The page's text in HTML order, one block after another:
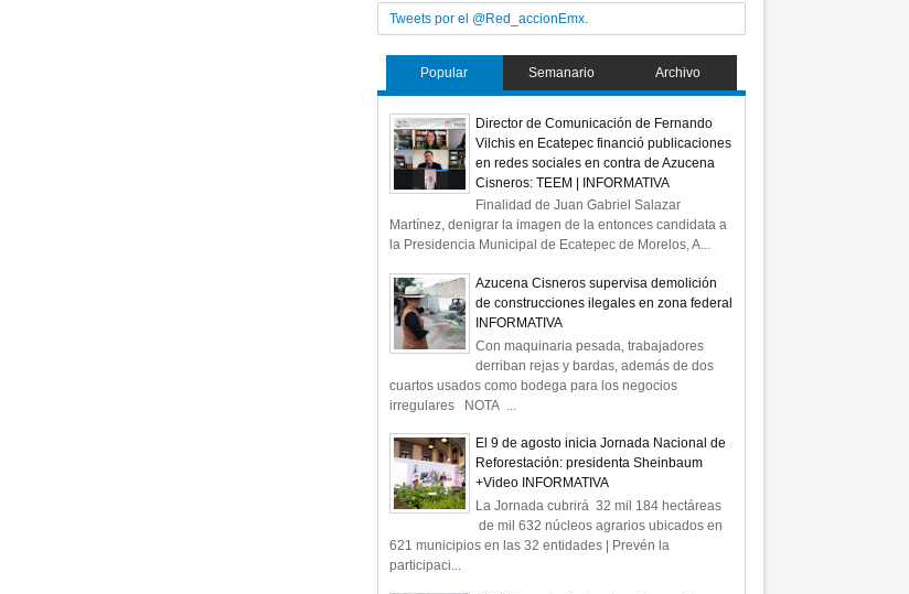
Tweets por el @Red_accionEmx.
Popular Semanario Archivo
Director de Comunicación de Fernando
Vilchis en Ecatepec financió publicaciones
en redes sociales en contra de Azucena
Cisneros: TEEM | INFORMATIVA
Finalidad de Juan Gabriel Salazar
Martínez, denigrar la imagen de la entonces candidata a
la Presidencia Municipal de Ecatepec de Morelos, A...
Azucena Cisneros supervisa demolición
de construcciones ilegales en zona federal
INFORMATIVA
Con maquinaria pesada, trabajadores
derriban rejas y bardas, además de dos
cuartos usados como bodega para los negocios
irregulares NOTA ...
El 9 de agosto inicia Jornada Nacional de
Reforestación: presidenta Sheinbaum
+Video INFORMATIVA
La Jornada cubrirá 32 mil 184 hectáreas
de mil 632 núcleos agrarios ubicados en
621 municipios en las 32 entidades | Prevén la
participaci...